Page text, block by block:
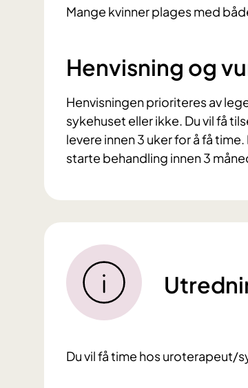
Mange kvinner plages med
Henvisning og
Henvisningen prioriteres av
sykehuset eller ikke. Du vil få
levere innen 3 uker for å få
starte behandling innen 3
Du vil få time hos uroterapeut/